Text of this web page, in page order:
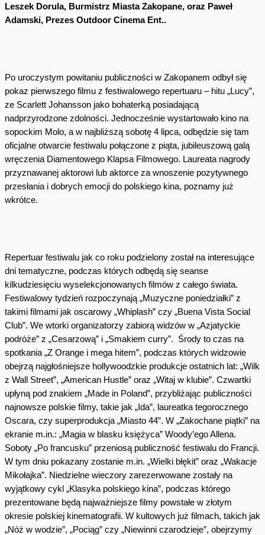
Leszek Dorula, Burmistrz Miasta Zakopane, oraz Paweł
Adamski, Prezes Outdoor Cinema Ent..
Po uroczystym powitaniu publiczności w Zakopanem odbył się
pokaz pierwszego filmu z festiwalowego repertuaru – hitu „Lucy”,
ze Scarlett Johansson jako bohaterką posiadającą
nadprzyrodzone zdolności. Jednocześnie wystartowało kino na
sopockim Molo, a w najbliższą sobotę 4 lipca, odbędzie się tam
oficjalne otwarcie festiwalu połączone z piąta, jubileuszową galą
wręczenia Diamentowego Klapsa Filmowego. Laureata nagrody
przyznawanej aktorowi lub aktorce za wnoszenie pozytywnego
przesłania i dobrych emocji do polskiego kina, poznamy już
wkrótce.
Repertuar festiwalu jak co roku podzielony został na interesujące
dni tematyczne, podczas których odbędą się seanse
kilkudziesięciu wyselekcjonowanych filmów z całego świata.
Festiwalowy tydzień rozpoczynają „Muzyczne poniedziałki” z
takimi filmami jak oscarowy „Whiplash” czy „Buena Vista Social
Club”. We wtorki organizatorzy zabiorą widzów w „Azjatyckie
podróże” z „Cesarzową” i „Smakiem curry”. Środy to czas na
spotkania „Z Orange i mega hitem”, podczas których widzowie
obejrzą najgłośniejsze hollywoodzkie produkcje ostatnich lat: „Wilk
z Wall Street”, „American Hustle” oraz „Witaj w klubie”. Czwartki
upłyną pod znakiem „Made in Poland”, przybliżając publiczności
najnowsze polskie filmy, takie jak „Ida”, laureatka tegorocznego
Oscara, czy superprodukcja „Miasto 44”. W „Zakochane piątki” na
ekranie m.in.: „Magia w blasku księżyca” Woody’ego Allena.
Soboty „Po francusku” przeniosą publiczność festiwalu do Francji.
W tym dniu pokazany zostanie m.in. „Wielki błękit” oraz „Wakacje
Mikołajka”. Niedzielne wieczory zarezerwowane zostały na
wyjątkowy cykl „Klasyka polskiego kina”, podczas którego
prezentowane będą najważniejsze filmy powstałe w złotym
okresie polskiej kinematografii. W kultowych już filmach, takich jak
„Nóż w wodzie”, „Pociąg” czy „Niewinni czarodzieje”, obejrzymy